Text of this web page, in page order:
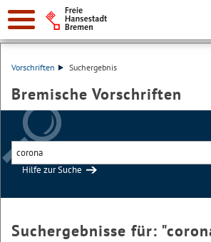
Vorschriften Suchergebnis
Bremische Vorschriften
Hilfe zur Suche
Suchergebnisse für: "